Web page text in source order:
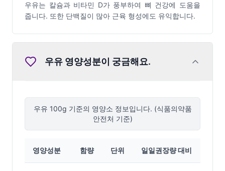
우유는 칼슘과 비타민 D가 풍부하여 뼈 건강에 도움을
줍니다. 또한 단백질이 많아 근육 형성에도 유익합니다.
우유 영양성분이 궁금해요.
우유 100g 기준의 영양소 정보입니다. (식품의약품
안전처 기준)
영양성분 함량 단위 일일권장량 대비